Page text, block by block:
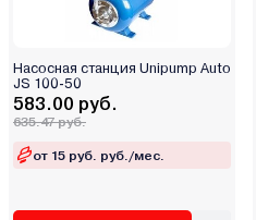
Насосная станция Unipump Auto
JS 100-50
583.00 руб.
635.47 руб.
от 15 руб. руб./мес.